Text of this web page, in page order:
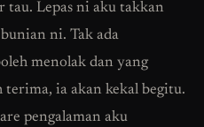
Lepas ni aku takkan
ni. Tak ada
menolak dan yang
terima, ia akan kekal begitu.
pengalaman aku